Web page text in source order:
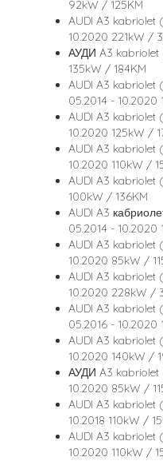
92kW / 125KM
AUDI A3 kabriolet
10.2020 221kW /
АУДИ A3 kabriolet
135kW / 184KM
AUDI A3 kabriolet
05.2014 - 10.2020
AUDI A3 kabriolet
10.2020 125kW /
AUDI A3 kabriolet
10.2020 110kW /
AUDI A3 kabriolet
100kW / 136KM
AUDI A3
05.2014 -
AUDI A3 kabriolet
10.2020 85kW /
AUDI A3 kabriolet
10.2020 228kW /
AUDI A3 kabriolet
05.2016 - 10.2020
AUDI A3 kabriolet
10.2020 140kW /
АУДИ A3 kabriolet
10.2020 85kW /
AUDI A3 kabriolet
10.2018 110kW /
AUDI A3 kabriolet
10.2020 110kW /